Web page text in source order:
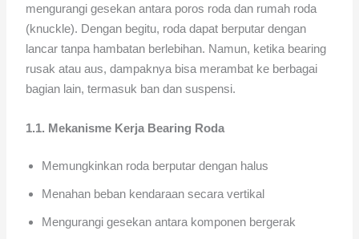
mengurangi gesekan antara poros roda dan rumah roda
(knuckle). Dengan begitu, roda dapat berputar dengan
lancar tanpa hambatan berlebihan. Namun, ketika bearing
rusak atau aus, dampaknya bisa merambat ke berbagai
bagian lain, termasuk ban dan suspensi.
1.1. Mekanisme Kerja Bearing Roda
Memungkinkan roda berputar dengan halus
Menahan beban kendaraan secara vertikal
Mengurangi gesekan antara komponen bergerak